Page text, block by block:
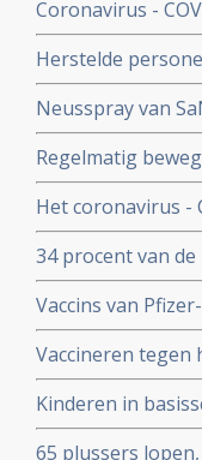
Coronavirus -
volwassenen van
Herstelde
waren niet
professionele
Neusspray van
met het
Regelmatig
en leidt tot
Het coronavirus -
uitzaaiingen dan
uitgesteld en
34 procent van
problemen en
Vaccins van
coronavirus aan
anderen over te
Vaccineren tegen
patienten en kan
studie.
Kinderen in
besmet te zijn
65 plussers